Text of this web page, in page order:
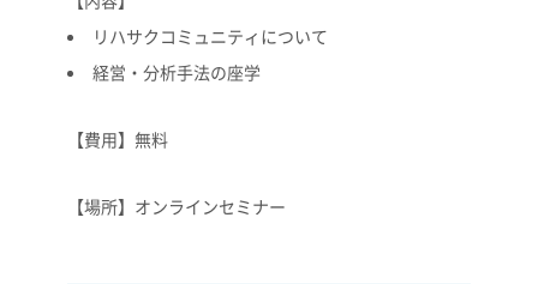
リハサクコミュニティについて
経営・分析手法の座学
【費用】無料
【場所】オンラインセミナー